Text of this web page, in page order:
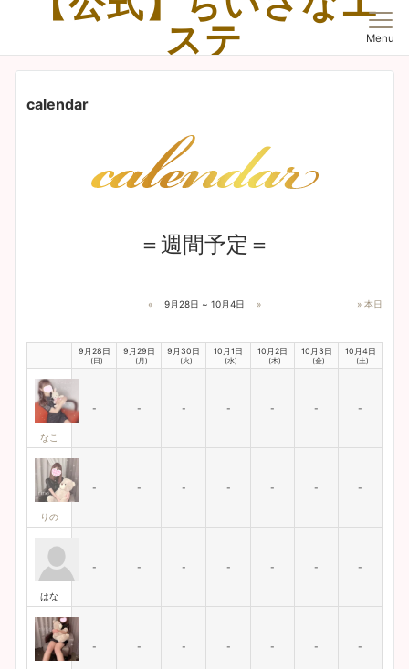
ステ
Menu
calendar
＝週間予定＝
« 9月28日 ~ 10月4日 » » 本日
9月28日
(日)
9月29日
(月)
9月30日
(火)
10月1日
(水)
10月2日
(木)
10月3日
(金)
10月4日
(土)
なこ
- - - - - - -
りの
- - - - - - -
はな
- - - - - - -
- - - - - - -